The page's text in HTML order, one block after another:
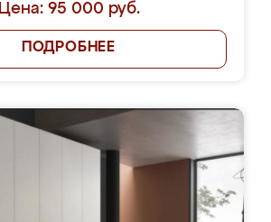
Цена: 95 000 руб.
ПОДРОБНЕЕ